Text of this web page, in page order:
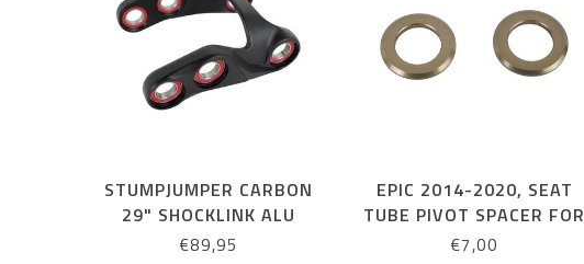
STUMPJUMPER CARBON
29" SHOCKLINK ALU
€89,95
EPIC 2014-2020, SEAT
TUBE PIVOT SPACER FOR
SHOCKLINK PAAR
€7,00